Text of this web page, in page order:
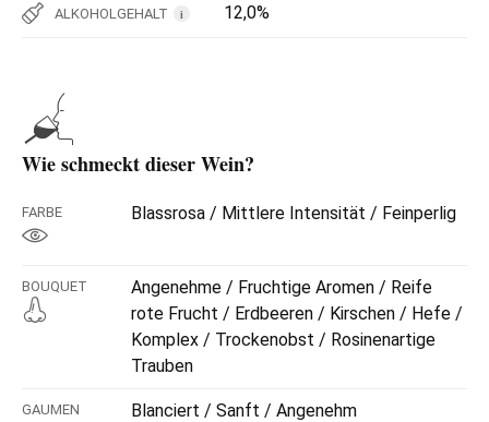
ALKOHOLGEHALT i 12,0%
Wie schmeckt dieser Wein?
FARBE Blassrosa / Mittlere Intensität / Feinperlig
BOUQUET
Angenehme / Fruchtige Aromen / Reife
rote Frucht / Erdbeeren / Kirschen / Hefe /
Komplex / Trockenobst / Rosinenartige
Trauben
GAUMEN Blanciert / Sanft / Angenehm